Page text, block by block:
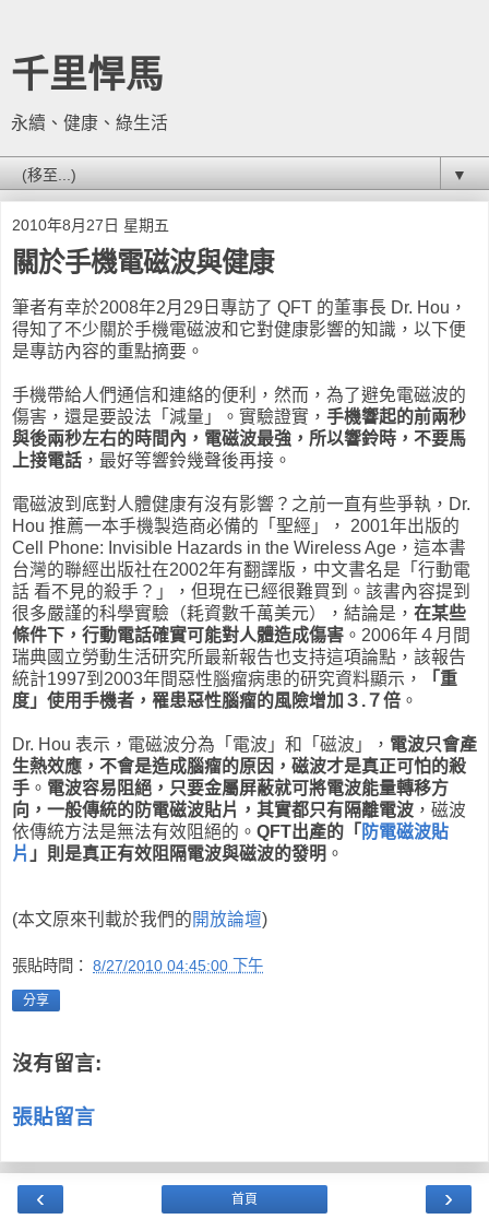
千里悍馬
永續、健康、綠生活
▼
2010年8月27日 星期五
關於手機電磁波與健康
筆者有幸於2008年2月29日專訪了 QFT 的董事長 Dr. Hou，
得知了不少關於手機電磁波和它對健康影響的知識，以下便
是專訪內容的重點摘要。
手機帶給人們通信和連絡的便利，然而，為了避免電磁波的
傷害，還是要設法「減量」。實驗證實， 手機響起的前兩秒
與後兩秒左右的時間內，電磁波最強，所以響鈴時，不要馬
上接電話 ，最好等響鈴幾聲後再接。
電磁波到底對人體健康有沒有影響？之前一直有些爭執，Dr.
Hou 推薦一本手機製造商必備的「聖經」， 2001年出版的
Cell Phone: Invisible Hazards in the Wireless Age，這本書
台灣的聯經出版社在2002年有翻譯版，中文書名是「行動電
話 看不見的殺手？」，但現在已經很難買到。該書內容提到
很多嚴謹的科學實驗（耗資數千萬美元），結論是， 在某些
條件下，行動電話確實可能對人體造成傷害 。2006年４月間
瑞典國立勞動生活研究所最新報告也支持這項論點，該報告
統計1997到2003年間惡性腦瘤病患的研究資料顯示，
「重
度」使用手機者，罹患惡性腦瘤的風險增加３.７倍 。
Dr. Hou 表示，電磁波分為「電波」和「磁波」， 電波只會產
生熱效應，不會是造成腦瘤的原因，磁波才是真正可怕的殺
手 。 電波容易阻絕，只要金屬屏蔽就可將電波能量轉移方
向，一般傳統的防電磁波貼片，其實都只有隔離電波 ，磁波
依傳統方法是無法有效阻絕的。 QFT出產的「 防電磁波貼
片 」則是真正有效阻隔電波與磁波的發明 。
(本文原來刊載於我們的開放論壇)
張貼時間： 8/27/2010 04:45:00 下午
分享
沒有留言:
張貼留言
‹ ›
首頁